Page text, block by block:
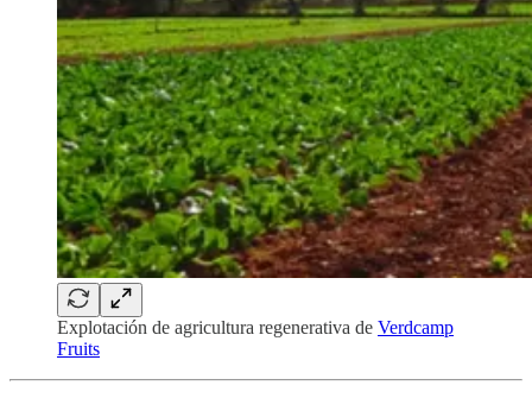
Explotación de agricultura regenerativa de Verdcamp
Fruits